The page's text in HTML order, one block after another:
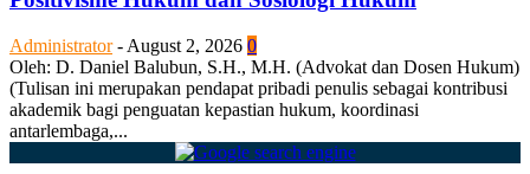
Administrator - August 2, 2026 0
Oleh: D. Daniel Balubun, S.H., M.H. (Advokat dan Dosen Hukum)
(Tulisan ini merupakan pendapat pribadi penulis sebagai kontribusi
akademik bagi penguatan kepastian hukum, koordinasi
antarlembaga,...